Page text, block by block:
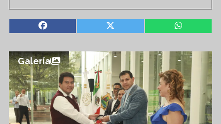
Galería